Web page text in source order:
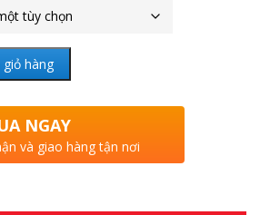
hàng
NGAY
và giao hàng tận nơi